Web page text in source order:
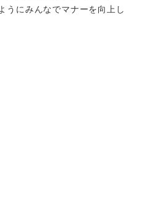
うにみんなでマナーを向上し